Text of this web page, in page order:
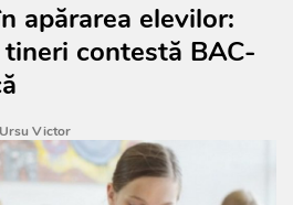
apărarea elevilor:
contestă BAC-
Ursu Victor